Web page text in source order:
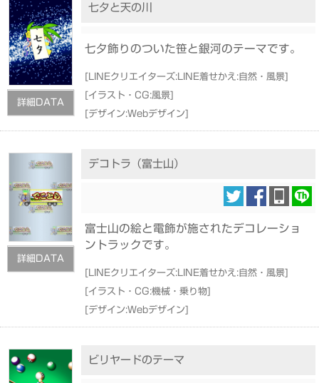
詳細DATA
七夕と天の川
七夕飾りのついた笹と銀河のテーマです。
[ LINEクリエイターズ:LINE着せかえ:自然・風景]
[イラスト・CG:風景]
[デザイン:Webデザイン]
詳細DATA
デコトラ（富士山）
富士山の絵と電飾が施されたデコレーショ
ントラックです。
[ LINEクリエイターズ:LINE着せかえ:自然・風景]
[イラスト・CG:機械・乗り物]
[デザイン:Webデザイン]
ビリヤードのテーマ